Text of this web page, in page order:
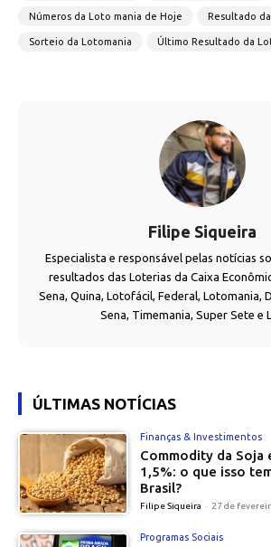
Números da Loto mania de Hoje Resultado
Sorteio da Lotomania Último Resultado da
Filipe Siqueira
Especialista e responsável pelas notícias
resultados das Loterias da Caixa
Sena, Quina, Lotofácil, Federal, Lotomania,
Sena, Timemania, Super Sete e
ÚLTIMAS NOTÍCIAS
Finanças & Investimentos
Commodity da Soja
1,5%: o que isso
Brasil?
Filipe Siqueira - 27 de
Programas Sociais